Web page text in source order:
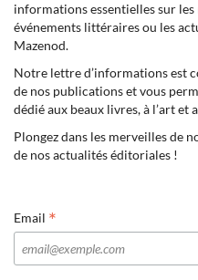
informations essentielles sur
événements littéraires ou les
Mazenod.
Notre lettre d’informations est
de nos publications et vous
dédié aux beaux livres, à l’art et
Plongez dans les merveilles de
de nos actualités éditoriales !
Email *